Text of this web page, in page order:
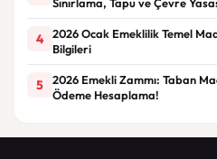
4
2026 Ocak Emeklilik Temel
Bilgileri
5
2026 Emekli Zammı: Taban
Ödeme Hesaplama!